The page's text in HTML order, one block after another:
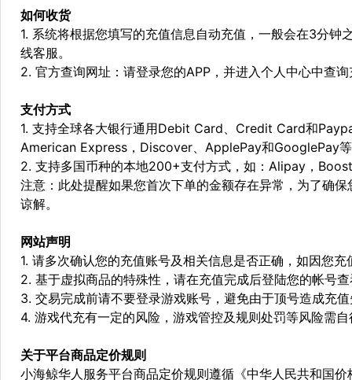
如何收货
1. 系统将根据您填写的充值信息自动充值，一般会在3分
线客服。
2. 官方查询网址：请登录您的APP，并进入个人中心中查
支付方式
1. 支持全球各大银行通用Debit Card、Credit Card和
American Express，Discover、ApplePay和GooglePay
2. 支持多国币种的本地200+支付方式，如：Alipay，
注意：此处提醒如果您首次下单的金额存在异常，为了确
谅解。
网站声明
1. 请多次确认您的充值账号及相关信息是否正确，如因您
2. 基于虚拟商品的特殊性，请在充值完成后登陆您的帐号
3. 交易完成前请不要登录游戏账号，避免由于顶号造成充
4. 游戏代充有一定的风险，游戏管控及规则处罚等风险需
关于平台商品定价规则
小海鲸华人服务平台商品定价规则遵循《中华人民共和国